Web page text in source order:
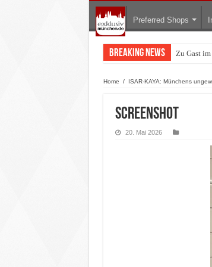
Preferred Shops
Breaking News Zu Gast
Home / ISAR-KAYA: Münchens
Screenshot
20. Mai 2026